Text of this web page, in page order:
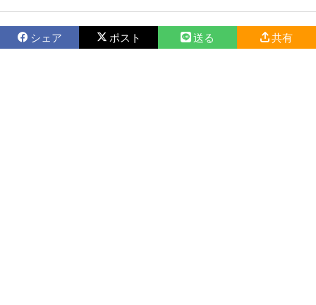
シェア ポスト 送る 共有